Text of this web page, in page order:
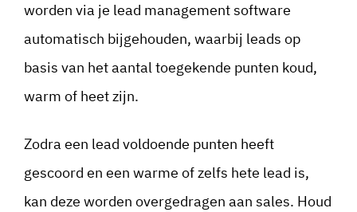
worden via je lead management software
automatisch bijgehouden, waarbij leads op
basis van het aantal toegekende punten koud,
warm of heet zijn.
Zodra een lead voldoende punten heeft
gescoord en een warme of zelfs hete lead is,
kan deze worden overgedragen aan sales. Houd